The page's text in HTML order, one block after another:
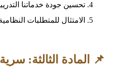
تحسين جودة خدماتنا
الامتثال للمتطلبات
📌 المادة الثالثة: